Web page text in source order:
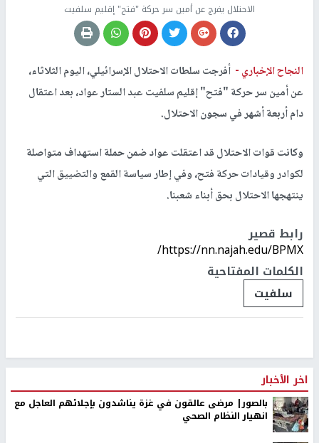
الاحتلال يفرج عن أمين سر حركة "فتح" إقليم سلفيت
النجاح الإخباري - أفرجت سلطات الاحتلال الإسرائيلي، اليوم الثلاثاء،
عن أمين سر حركة "فتح" إقليم سلفيت عبد الستار عواد، بعد اعتقال
دام أربعة أشهر في سجون الاحتلال.
وكانت قوات الاحتلال قد اعتقلت عواد ضمن حملة استهداف متواصلة
لكوادر وقيادات حركة فتح، وفي إطار سياسة القمع والتضييق التي
ينتهجها الاحتلال بحق أبناء شعبنا.
رابط قصير
https://nn.najah.edu/BPMX/
الكلمات المفتاحية
سلفيت
اخر الأخبار
بالصور| مرضى عالقون في غزة يناشدون بإجلائهم العاجل مع
انهيار النظام الصحي